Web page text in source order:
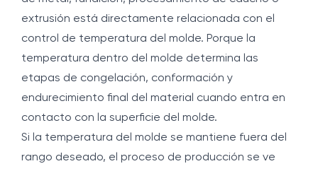
extrusión está directamente relacionada con el
control de temperatura del molde. Porque la
temperatura dentro del molde determina las
etapas de congelación, conformación y
endurecimiento final del material cuando entra en
contacto con la superficie del molde.
Si la temperatura del molde se mantiene fuera del
rango deseado, el proceso de producción se ve